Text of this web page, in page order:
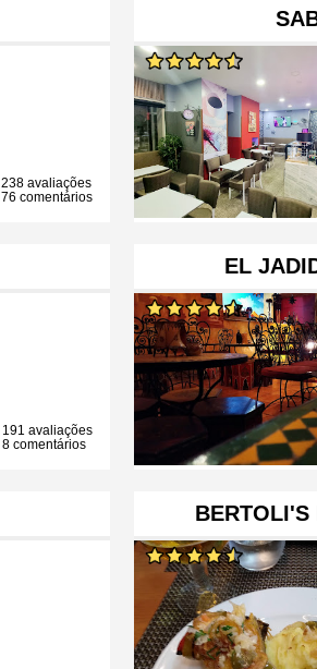
238 avaliações
76 comentários
191 avaliações
8 comentários
EL
BERTOLI'S